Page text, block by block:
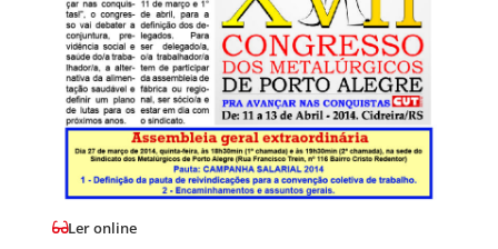
Ler online